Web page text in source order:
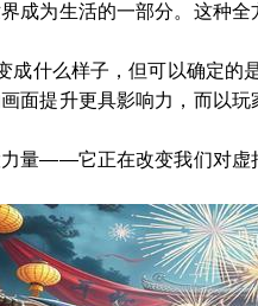
成为生活的一部分。这种
成什么样子，但可以确定
面提升更具影响力，而以
量——它正在改变我们对虚